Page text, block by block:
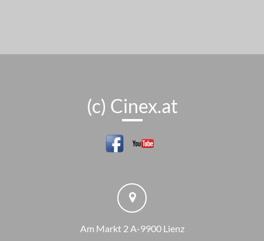
(c) Cinex.at
Am Markt 2 A-9900 Lienz